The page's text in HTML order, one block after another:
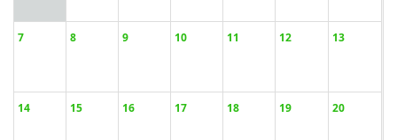
7 8 9 10 11 12 13
14 15 16 17 18 19 20